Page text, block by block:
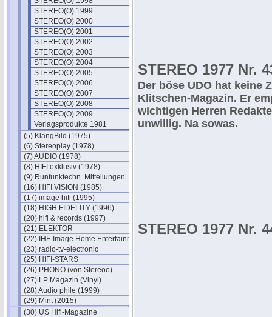
STEREO(O) 1999
STEREO(O) 2000
STEREO(O) 2001
STEREO(O) 2002
STEREO(O) 2003
STEREO(O) 2004
STEREO(O) 2005
STEREO(O) 2006
STEREO(O) 2007
STEREO(O) 2008
STEREO(O) 2009
Verlagsprodukte 1981
(5) KlangBild (1975)
(6) Stereoplay (1978)
(7) AUDIO (1978)
(8) HIFI exklusiv (1978)
(9) Runfunktechn. Mitteilungen
(16) HIFI VISION (1985)
(17) image hifi (1995)
(18) HIGH FIDELITY (1996)
(20) hifi & records (1997)
(21) ELEKTOR
(22) IHE Image Home Entertainment
(23) radio-tv-electronic
(25) HIFI-STARS
(26) PHONO (von Stereoo)
(27) LP Magazin (Vinyl)
(28) Audio phile (1999)
(29) Mint (2015)
(30) US Hifi-Magazine
STEREO 1977 Nr.
Der böse UDO hat keine
Klitschen-Magazin. Er
wichtigen Herren
unwillig. Na sowas.
STEREO 1977 Nr.